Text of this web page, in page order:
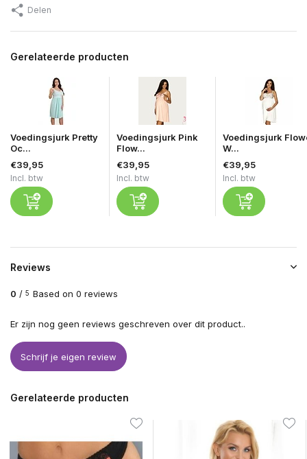
Delen
Gerelateerde producten
Voedingsjurk Pretty
Oc...
€39,95
Incl. btw
Voedingsjurk Pink
Flow...
€39,95
Incl. btw
Voedingsjurk
W...
€39,95
Incl. btw
Reviews
0 / 5 Based on 0 reviews
Er zijn nog geen reviews geschreven over dit product..
Schrijf je eigen review
Gerelateerde producten